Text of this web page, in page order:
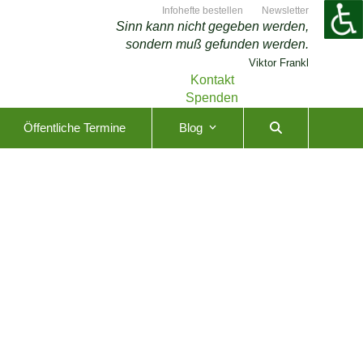
Infohefte bestellen Newsletter
Sinn kann nicht gegeben werden,
sondern muß gefunden werden.
Viktor Frankl
Kontakt
Spenden
Öffentliche Termine Blog